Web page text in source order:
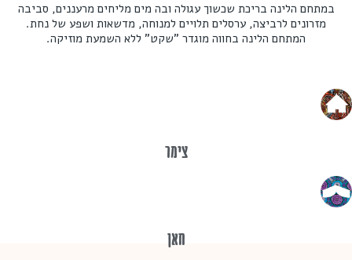
במתחם הלינה בריכת שכשוך עגולה ובה מים מליחים מרעננים, סביבה
מזרונים לרביצה, ערסלים תלויים למנוחה, מדשאות ושפע של נחת.
המתחם הלינה בחווה מוגדר "שקט" ללא השמעת מוזיקה.
צימר
חאן​